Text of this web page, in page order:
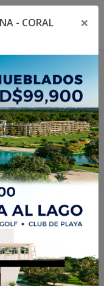
existe
- CORAL
×